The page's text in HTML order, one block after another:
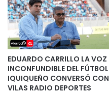
EDUARDO CARRILLO LA VOZ
INCONFUNDIBLE DEL FÚTBOL
IQUIQUEÑO CONVERSÓ CON
VILAS RADIO DEPORTES